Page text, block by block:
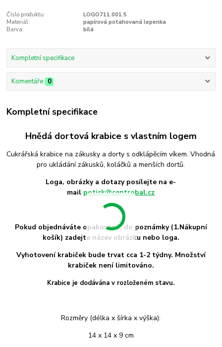
Číslo produktu:
LOGO711.001.5
Materiál:
papírová potahovaná lepenka
Barva:
bílá
Kompletní specifikace
Komentáře 0
Kompletní specifikace
Hnědá dortová krabice s vlastním logem
Cukrářská krabice na zákusky a dorty s odklápěcím víkem. Vhodná
pro ukládání zákusků, koláčků a menších dortů.
Loga, obrázky a dotazy posílejte na e-
mail potisk@centrobal.cz
Pokud objednáváte opakovaně, do poznámky (1.Nákupní
košík) zadejte název obrázku nebo loga.
Vyhotovení krabiček bude trvat cca 1-2 týdny. Množství
krabiček není limitováno.
Krabice je dodávána v rozloženém stavu.
Rozměry (délka x šírka x výška):
14 x 14 x 9 cm